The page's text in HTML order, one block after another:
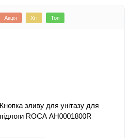
Акція Хіт Топ
Кнопка зливу для унітазу для
підлоги ROCA AH0001800R